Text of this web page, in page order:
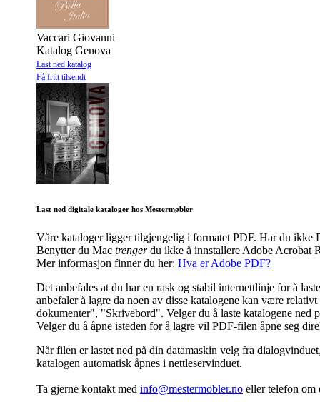
Vaccari Giovanni
Katalog Genova
Last ned katalog
Få fritt tilsendt
Last ned digitale kataloger hos Mestermøbler
Våre kataloger ligger tilgjengelig i formatet PDF. Har du ikke
Benytter du Mac trengerdu ikke å innstallere Adobe Acrobat
Mer informasjon finner du her: Hva er Adobe PDF?
Det anbefales at du har en rask og stabil internettlinje for å
anbefaler å lagre da noen av disse katalogene kan være
dokumenter", "Skrivebord". Velger du å laste katalogene ned
Velger du å åpne isteden for å lagre vil PDF-filen åpne seg
Når filen er lastet ned på din datamaskin velg fra
katalogen automatisk åpnes i nettleservinduet.
Ta gjerne kontakt med info@mestermobler.no eller telefon om